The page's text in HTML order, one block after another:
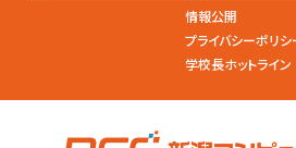
情報公開
プライバシーポリシ
学校長ホットライン